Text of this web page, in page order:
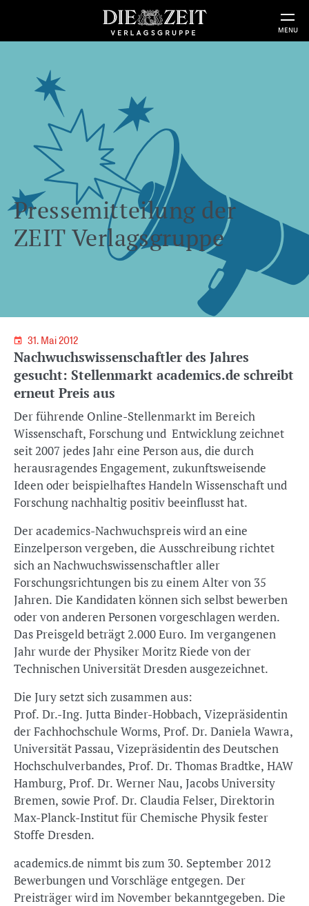
MENU
Pressemitteilung der
ZEIT Verlagsgruppe
31. Mai 2012
Nachwuchswissenschaftler des Jahres
gesucht: Stellenmarkt academics.de schreibt
erneut Preis aus
Der führende Online-Stellenmarkt im Bereich
Wissenschaft, Forschung und Entwicklung zeichnet
seit 2007 jedes Jahr eine Person aus, die durch
herausragendes Engagement, zukunftsweisende
Ideen oder beispielhaftes Handeln Wissenschaft und
Forschung nachhaltig positiv beeinflusst hat.
Der academics-Nachwuchspreis wird an eine
Einzelperson vergeben, die Ausschreibung richtet
sich an Nachwuchswissenschaftler aller
Forschungsrichtungen bis zu einem Alter von 35
Jahren. Die Kandidaten können sich selbst bewerben
oder von anderen Personen vorgeschlagen werden.
Das Preisgeld beträgt 2.000 Euro. Im vergangenen
Jahr wurde der Physiker Moritz Riede von der
Technischen Universität Dresden ausgezeichnet.
Die Jury setzt sich zusammen aus:
Prof. Dr.-Ing. Jutta Binder-Hobbach, Vizepräsidentin
der Fachhochschule Worms, Prof. Dr. Daniela Wawra,
Universität Passau, Vizepräsidentin des Deutschen
Hochschulverbandes, Prof. Dr. Thomas Bradtke, HAW
Hamburg, Prof. Dr. Werner Nau, Jacobs University
Bremen, sowie Prof. Dr. Claudia Felser, Direktorin
Max-Planck-Institut für Chemische Physik fester
Stoffe Dresden.
academics.de nimmt bis zum 30. September 2012
Bewerbungen und Vorschläge entgegen. Der
Preisträger wird im November bekanntgegeben. Die